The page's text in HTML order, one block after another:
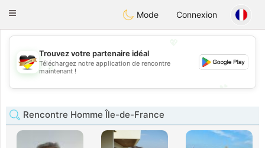
DeutschDating
Toggle
Mode Connexion
💖
💕
Trouvez votre partenaire idéal
Téléchargez notre application de rencontre
maintenant !
Rencontre Homme Île-de-France